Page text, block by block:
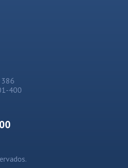
386
400